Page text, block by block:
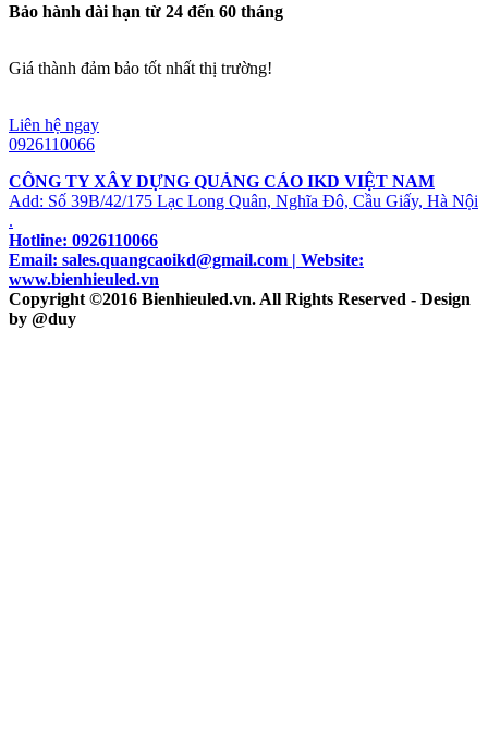
Bảo hành dài hạn từ 24 đến 60 tháng
Giá thành đảm bảo tốt nhất thị trường!
Liên hệ ngay
0926110066
CÔNG TY XÂY DỰNG QUẢNG CÁO IKD VIỆT NAM
Add: Số 39B/42/175 Lạc Long Quân, Nghĩa Đô, Cầu Giấy, Hà Nội
.
Hotline: 0926110066
Email: sales.quangcaoikd@gmail.com | Website:
www.bienhieuled.vn
Copyright ©2016 Bienhieuled.vn. All Rights Reserved - Design
by @duy